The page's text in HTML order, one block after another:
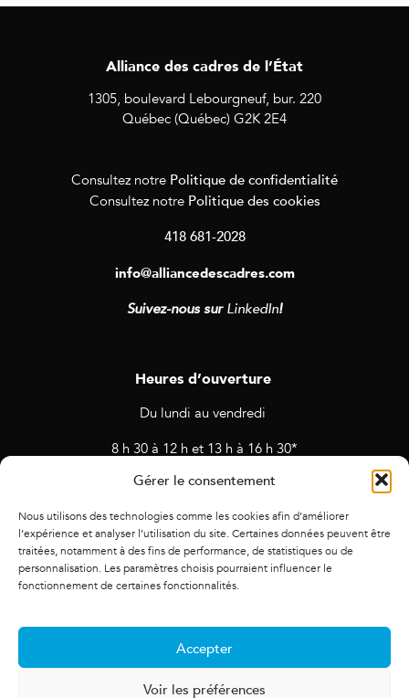
Gérer le consentement
Nous utilisons des technologies comme les cookies afin d’améliorer
l’expérience et analyser l’utilisation du site. Certaines données peuvent être
traitées, notamment à des fins de performance, de statistiques ou de
personnalisation. Les paramètres choisis pourraient influencer le
fonctionnement de certaines fonctionnalités.
Accepter
Voir les préférences
Alliance des cadres de l’État
1305, boulevard Lebourgneuf, bur. 220
Québec (Québec) G2K 2E4
Consultez notre Politique de confidentialité
Consultez notre Politique des cookies
418 681-2028
info@alliancedescadres.com
Suivez-nous sur LinkedIn!
Heures d’ouverture
Du lundi au vendredi
8 h 30 à 12 h et 13 h à 16 h 30*
* Horaires sujets à changement en cas de rendez-vous et